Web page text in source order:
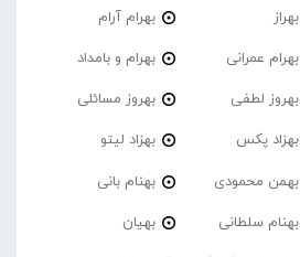
بهراز بهرام آرام
بهرام عمرانی بهرام و بامداد
بهروز لطفی بهروز مسائلی
بهزاد پکس بهزاد لیتو
بهمن محمودی بهنام بانی
بهنام سلطانی بهیان